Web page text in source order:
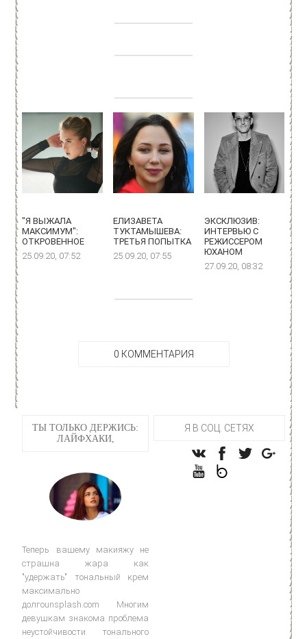
"Я ВЫЖАЛА
МАКСИМУМ":
ОТКРОВЕННОЕ
25.09.20, 07:52
ЕЛИЗАВЕТА
ТУКТАМЫШЕВА:
ТРЕТЬЯ ПОПЫТКА
25.09.20, 07:55
ЭКСКЛЮЗИВ:
ИНТЕРВЬЮ С
РЕЖИССЕРОМ
ЮХАНОМ
27.09.20, 08:32
0 КОММЕНТАРИЯ
ТЫ ТОЛЬКО ДЕРЖИСЬ:
ЛАЙФХАКИ,
Теперь вашему макияжу не
страшна жара как
"удержать" тональный крем
максимально
долгоunsplash.com Многим
девушкам знакома проблема
неустойчивости тонального
Я В СОЦ. СЕТЯХ